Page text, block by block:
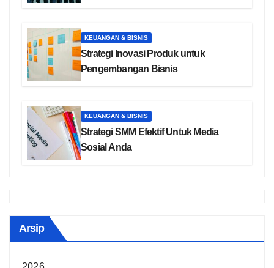
KEUANGAN & BISNIS
Strategi Inovasi Produk untuk
Pengembangan Bisnis
KEUANGAN & BISNIS
Strategi SMM Efektif Untuk Media
Sosial Anda
Arsip